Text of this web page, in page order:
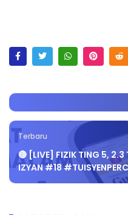
Terbaru
🔴 [LIVE] FIZIK TING 5, 2.3
IZYAN #18